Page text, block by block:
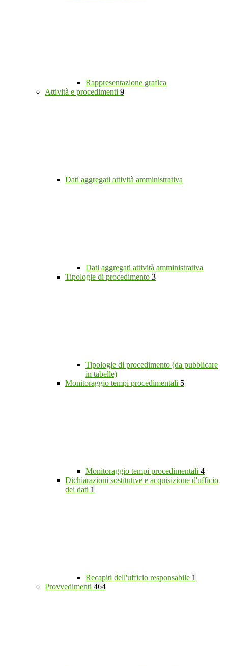
Rappresentazione grafica
Attività e procedimenti 9
Dati aggregati attività amministrativa
Dati aggregati attività amministrativa
Tipologie di procedimento 3
Tipologie di procedimento (da pubblicare
in tabelle)
Monitoraggio tempi procedimentali 5
Monitoraggio tempi procedimentali 4
Dichiarazioni sostitutive e acquisizione d'ufficio
dei dati 1
Recapiti dell'ufficio responsabile 1
Provvedimenti 464